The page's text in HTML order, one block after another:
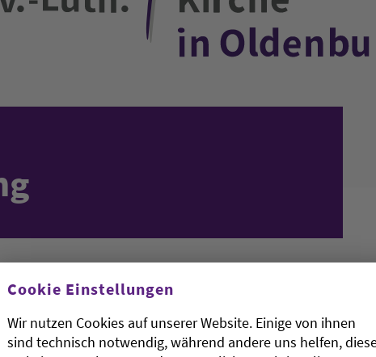
Cookie Einstellungen
Wir nutzen Cookies auf unserer Website. Einige von ihnen
sind technisch notwendig, während andere uns helfen,